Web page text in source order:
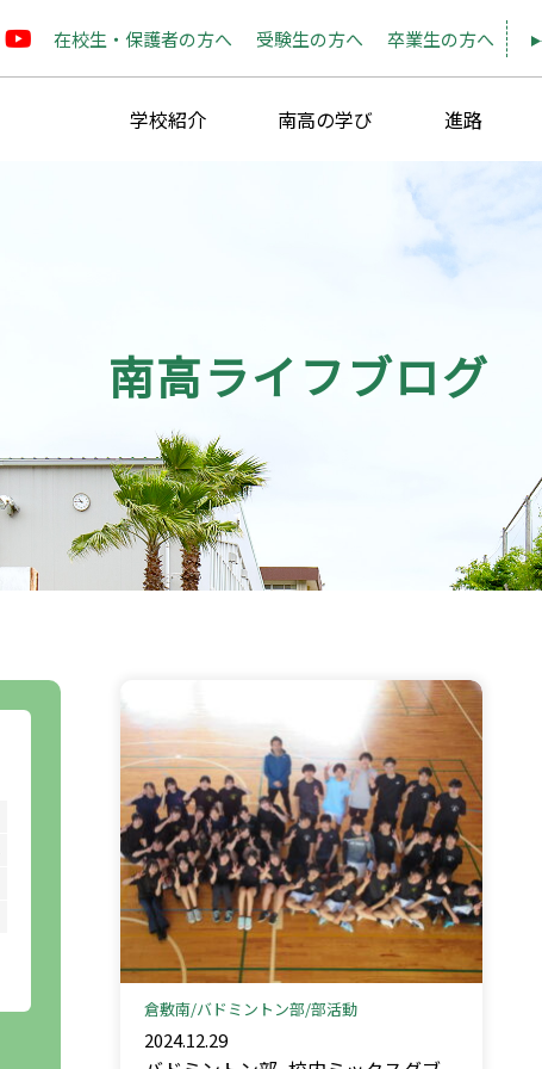
在校生・保護者の方へ 受験生の方へ 卒業生の方へ
学校紹介 南高の学び 進路
南高ライフブログ
倉敷南 バドミントン部 部活動
2024.12.29